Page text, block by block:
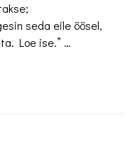
seda eile öösel,
Loe ise.” …